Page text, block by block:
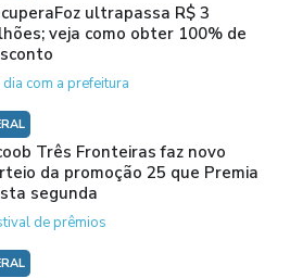
ultrapassa R$ 3
veja como obter 100% de
dia com a prefeitura
Três Fronteiras faz novo
da promoção 25 que Premia
segunda
de prêmios